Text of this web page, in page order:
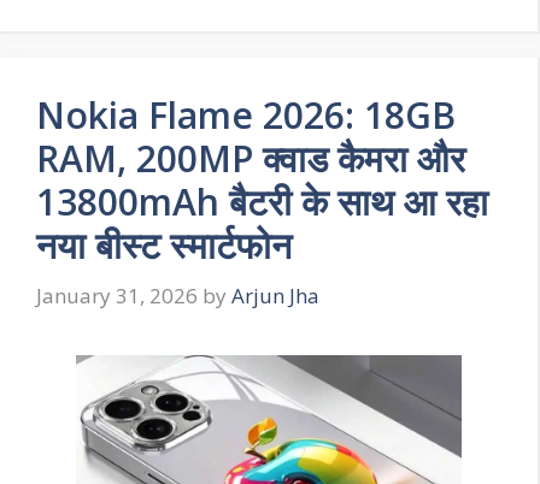
Nokia Flame 2026: 18GB
RAM, 200MP क्वाड कैमरा और
13800mAh बैटरी के साथ आ रहा
नया बीस्ट स्मार्टफोन
January 31, 2026 by Arjun Jha